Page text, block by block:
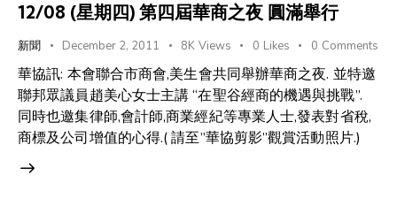
12/08 (星期四) 第四屆華商之夜 圓滿舉行
新聞 December 2, 2011 8K Views 0 Likes 0 Comments
華協訊: 本會聯合市商會,美生會共同舉辦華商之夜. 並特邀
聯邦眾議員趙美心女士主講 “在聖谷經商的機遇與挑戰”.
同時也邀集律師,會計師,商業經紀等專業人士,發表對省稅,
商標及公司增值的心得.( 請至”華協剪影”觀賞活動照片.)